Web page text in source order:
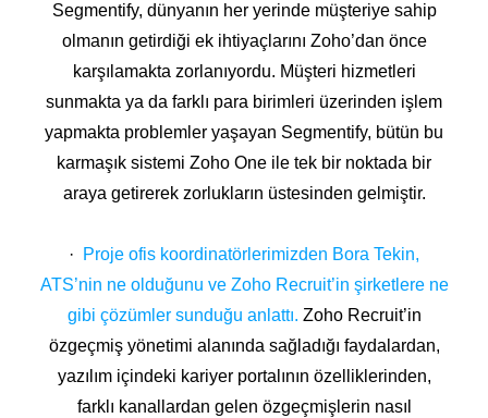
Segmentify, dünyanın her yerinde müşteriye sahip
olmanın getirdiği ek ihtiyaçlarını Zoho’dan önce
karşılamakta zorlanıyordu. Müşteri hizmetleri
sunmakta ya da farklı para birimleri üzerinden işlem
yapmakta problemler yaşayan Segmentify, bütün bu
karmaşık sistemi Zoho One ile tek bir noktada bir
araya getirerek zorlukların üstesinden gelmiştir.
·
Proje ofis koordinatörlerimizden Bora Tekin,
ATS’nin ne olduğunu ve Zoho Recruit’in şirketlere ne
gibi çözümler sunduğu anlattı. Zoho Recruit’in
özgeçmiş yönetimi alanında sağladığı faydalardan,
yazılım içindeki kariyer portalının özelliklerinden,
farklı kanallardan gelen özgeçmişlerin nasıl